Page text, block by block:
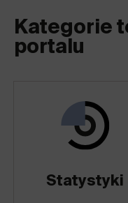
Kategorie
portalu
Statystyki